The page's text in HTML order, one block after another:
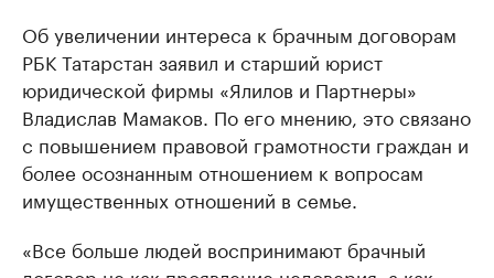
Об увеличении интереса к брачным договорам
РБК Татарстан заявил и старший юрист
юридической фирмы «Ялилов и Партнеры»
Владислав Мамаков. По его мнению, это связано
с повышением правовой грамотности граждан и
более осознанным отношением к вопросам
имущественных отношений в семье.
«Все больше людей воспринимают брачный